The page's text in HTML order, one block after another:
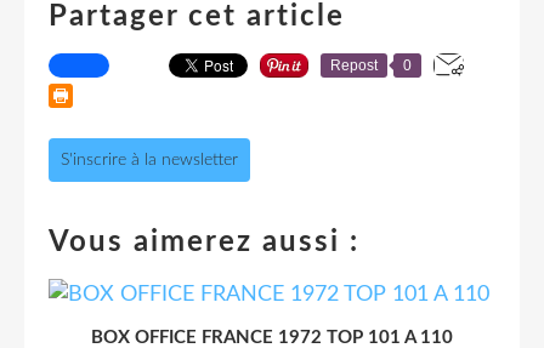
Partager cet article
Repost 0
S'inscrire à la newsletter
Vous aimerez aussi :
BOX OFFICE FRANCE 1972 TOP 101 A 110